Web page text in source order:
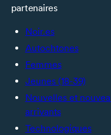
partenaires
Noir.es
Autochtones
Femmes
Jeunes (18-39)
Nouvelles et
arrivants
Technologiques